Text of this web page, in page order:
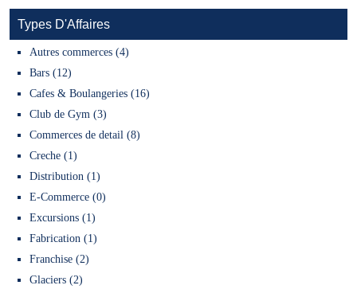
Types D'Affaires
Autres commerces (4)
Bars (12)
Cafes & Boulangeries (16)
Club de Gym (3)
Commerces de detail (8)
Creche (1)
Distribution (1)
E-Commerce (0)
Excursions (1)
Fabrication (1)
Franchise (2)
Glaciers (2)